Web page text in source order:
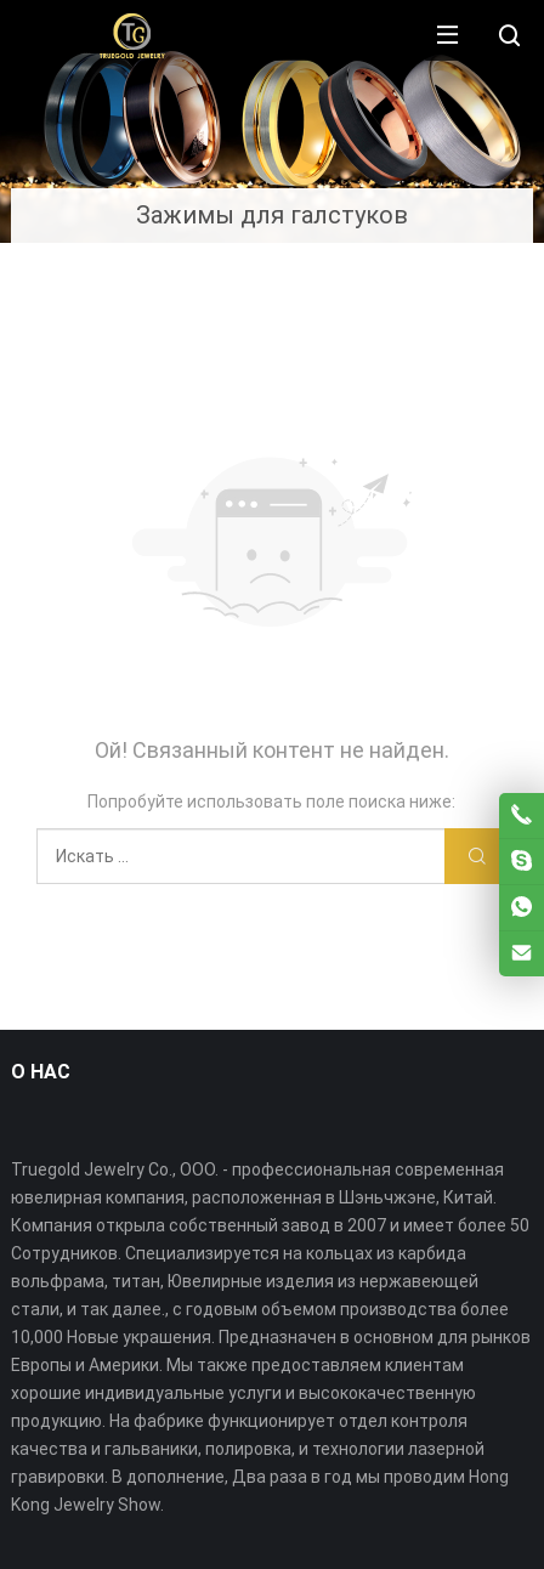
Зажимы для галстуков
Ой! Связанный контент не найден.
Попробуйте использовать поле поиска ниже:
О НАС
Truegold Jewelry Co., ООО. - профессиональная современная
ювелирная компания, расположенная в Шэньчжэне, Китай.
Компания открыла собственный завод в 2007 и имеет более 50
Сотрудников. Специализируется на кольцах из карбида
вольфрама, титан, Ювелирные изделия из нержавеющей
стали, и так далее., с годовым объемом производства более
10,000 Новые украшения. Предназначен в основном для рынков
Европы и Америки. Мы также предоставляем клиентам
хорошие индивидуальные услуги и высококачественную
продукцию. На фабрике функционирует отдел контроля
качества и гальваники, полировка, и технологии лазерной
гравировки. В дополнение, Два раза в год мы проводим Hong
Kong Jewelry Show.